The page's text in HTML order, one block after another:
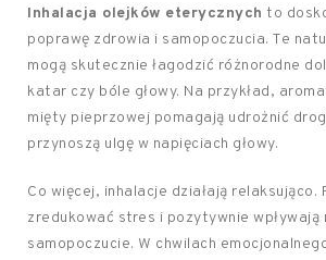
Inhalacja olejków eterycznych to
poprawę zdrowia i samopoczucia. Te
mogą skutecznie łagodzić różnorodne
katar czy bóle głowy. Na przykład,
mięty pieprzowej pomagają udrożnić
przynoszą ulgę w napięciach głowy.
Co więcej, inhalacje działają relaksująco.
zredukować stres i pozytywnie wpływają
samopoczucie. W chwilach